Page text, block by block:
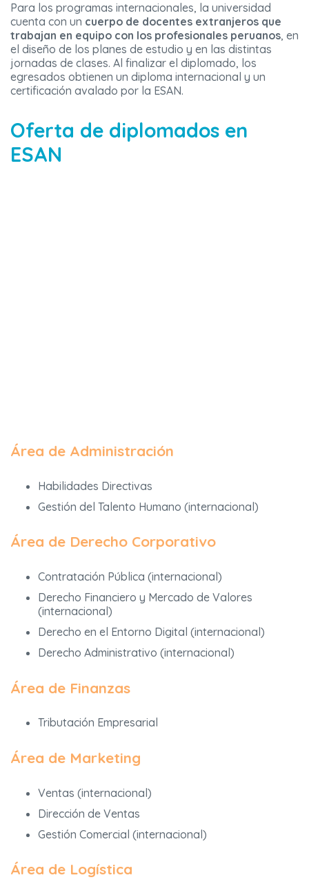
Para los programas internacionales, la universidad
cuenta con un cuerpo de docentes extranjeros que
trabajan en equipo con los profesionales peruanos, en
el diseño de los planes de estudio y en las distintas
jornadas de clases. Al finalizar el diplomado, los
egresados obtienen un diploma internacional y un
certificación avalado por la ESAN.
Oferta de diplomados en
ESAN
Área de Administración
Habilidades Directivas
Gestión del Talento Humano (internacional)
Área de Derecho Corporativo
Contratación Pública (internacional)
Derecho Financiero y Mercado de Valores
(internacional)
Derecho en el Entorno Digital (internacional)
Derecho Administrativo (internacional)
Área de Finanzas
Tributación Empresarial
Área de Marketing
Ventas (internacional)
Dirección de Ventas
Gestión Comercial (internacional)
Área de Logística